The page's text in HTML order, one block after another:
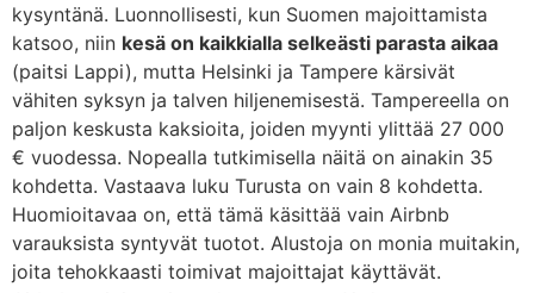
kysyntänä. Luonnollisesti, kun Suomen majoittamista
katsoo, niin kesä on kaikkialla selkeästi parasta aikaa
(paitsi Lappi), mutta Helsinki ja Tampere kärsivät
vähiten syksyn ja talven hiljenemisestä. Tampereella on
paljon keskusta kaksioita, joiden myynti ylittää 27 000
€ vuodessa. Nopealla tutkimisella näitä on ainakin 35
kohdetta. Vastaava luku Turusta on vain 8 kohdetta.
Huomioitavaa on, että tämä käsittää vain Airbnb
varauksista syntyvät tuotot. Alustoja on monia muitakin,
joita tehokkaasti toimivat majoittajat käyttävät.